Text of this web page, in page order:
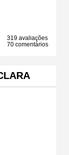
319 avaliações
70 comentários